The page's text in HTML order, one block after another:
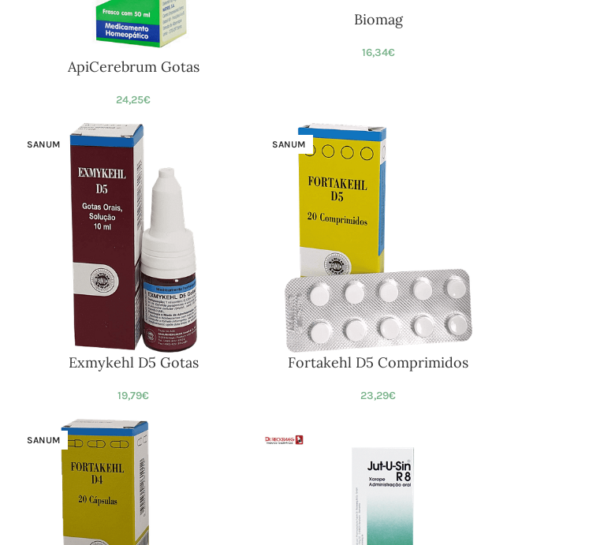
ApiCerebrum Gotas
24,25€
Biomag
16,34€
SANUM
Exmykehl D5 Gotas
19,79€
SANUM
Fortakehl D5 Comprimidos
23,29€
SANUM